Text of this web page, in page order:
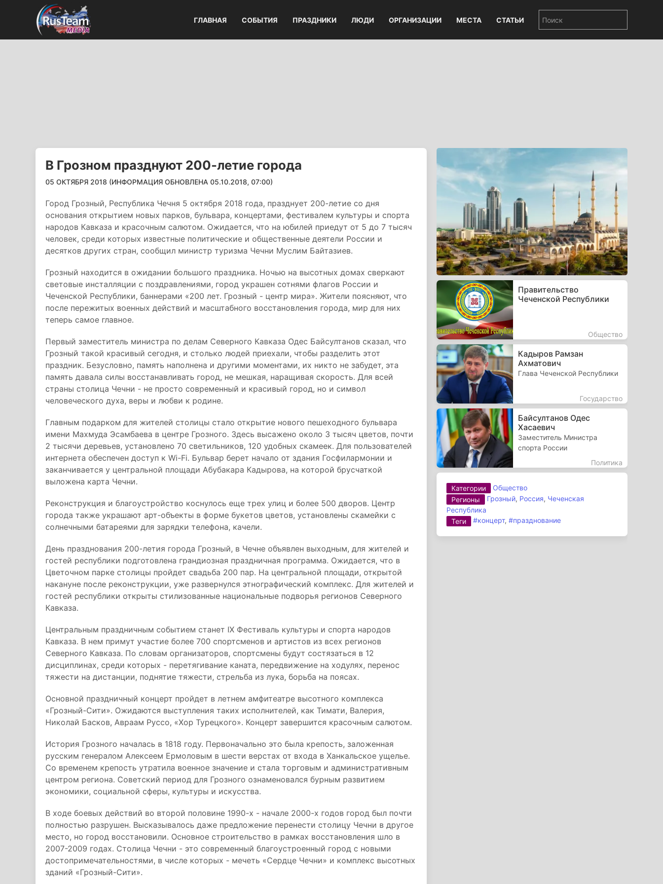
ГЛАВНАЯ СОБЫТИЯ ПРАЗДНИКИ ЛЮДИ ОРГАНИЗАЦИИ МЕСТА СТАТЬИ
В Грозном празднуют 200-летие города
05 ОКТЯБРЯ 2018 (ИНФОРМАЦИЯ ОБНОВЛЕНА 05.10.2018, 07:00)
Город Грозный, Республика Чечня 5 октября 2018 года, празднует 200-летие со дня
основания открытием новых парков, бульвара, концертами, фестивалем культуры и спорта
народов Кавказа и красочным салютом. Ожидается, что на юбилей приедут от 5 до 7 тысяч
человек, среди которых известные политические и общественные деятели России и
десятков других стран, сообщил министр туризма Чечни Муслим Байтазиев.
Грозный находится в ожидании большого праздника. Ночью на высотных домах сверкают
световые инсталляции с поздравлениями, город украшен сотнями флагов России и
Чеченской Республики, баннерами «200 лет. Грозный - центр мира». Жители поясняют, что
после пережитых военных действий и масштабного восстановления города, мир для них
теперь самое главное.
Первый заместитель министра по делам Северного Кавказа Одес Байсултанов сказал, что
Грозный такой красивый сегодня, и столько людей приехали, чтобы разделить этот
праздник. Безусловно, память наполнена и другими моментами, их никто не забудет, эта
память давала силы восстанавливать город, не мешкая, наращивая скорость. Для всей
страны столица Чечни - не просто современный и красивый город, но и символ
человеческого духа, веры и любви к родине.
Главным подарком для жителей столицы стало открытие нового пешеходного бульвара
имени Махмуда Эсамбаева в центре Грозного. Здесь высажено около 3 тысяч цветов, почти
2 тысячи деревьев, установлено 70 светильников, 120 удобных скамеек. Для пользователей
интернета обеспечен доступ к Wi-Fi. Бульвар берет начало от здания Госфилармонии и
заканчивается у центральной площади Абубакара Кадырова, на которой брусчаткой
выложена карта Чечни.
Реконструкция и благоустройство коснулось еще трех улиц и более 500 дворов. Центр
города также украшают арт-объекты в форме букетов цветов, установлены скамейки с
солнечными батареями для зарядки телефона, качели.
День празднования 200-летия города Грозный, в Чечне объявлен выходным, для жителей и
гостей республики подготовлена грандиозная праздничная программа. Ожидается, что в
Цветочном парке столицы пройдет свадьба 200 пар. На центральной площади, открытой
накануне после реконструкции, уже развернулся этнографический комплекс. Для жителей и
гостей республики открыты стилизованные национальные подворья регионов Северного
Кавказа.
Центральным праздничным событием станет IX Фестиваль культуры и спорта народов
Кавказа. В нем примут участие более 700 спортсменов и артистов из всех регионов
Северного Кавказа. По словам организаторов, спортсмены будут состязаться в 12
дисциплинах, среди которых - перетягивание каната, передвижение на ходулях, перенос
тяжести на дистанции, поднятие тяжести, стрельба из лука, борьба на поясах.
Основной праздничный концерт пройдет в летнем амфитеатре высотного комплекса
«Грозный-Сити». Ожидаются выступления таких исполнителей, как Тимати, Валерия,
Николай Басков, Авраам Руссо, «Хор Турецкого». Концерт завершится красочным салютом.
История Грозного началась в 1818 году. Первоначально это была крепость, заложенная
русским генералом Алексеем Ермоловым в шести верстах от входа в Ханкальское ущелье.
Со временем крепость утратила военное значение и стала торговым и административным
центром региона. Советский период для Грозного ознаменовался бурным развитием
экономики, социальной сферы, культуры и искусства.
В ходе боевых действий во второй половине 1990-х - начале 2000-х годов город был почти
полностью разрушен. Высказывалось даже предложение перенести столицу Чечни в другое
место, но город восстановили. Основное строительство в рамках восстановления шло в
2007-2009 годах. Столица Чечни - это современный благоустроенный город с новыми
достопримечательностями, в числе которых - мечеть «Сердце Чечни» и комплекс высотных
зданий «Грозный-Сити».
Правительство
Чеченской Республики
Общество
Кадыров Рамзан
Ахматович
Глава Чеченской Республики
Государство
Байсултанов Одес
Хасаевич
Заместитель Министра
спорта России
Политика
Категории
Общество
Регионы
Грозный, Россия, Чеченская
Республика
Теги
#концерт,#празднование